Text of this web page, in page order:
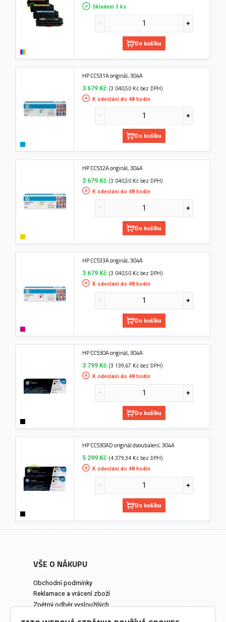
Skladem 3 ks
Do košíku
HP CC531A originál, 304A
3 679 Kč (3 040,50 Kč bez DPH)
K odeslání do 48 hodin
Do košíku
HP CC532A originál, 304A
3 679 Kč (3 040,50 Kč bez DPH)
K odeslání do 48 hodin
Do košíku
HP CC533A originál, 304A
3 679 Kč (3 040,50 Kč bez DPH)
K odeslání do 48 hodin
Do košíku
HP CC530A originál, 304A
3 799 Kč (3 139,67 Kč bez DPH)
K odeslání do 48 hodin
Do košíku
HP CC530AD originál dvoubalení, 304A
5 299 Kč (4 379,34 Kč bez DPH)
K odeslání do 48 hodin
Do košíku
VŠE O NÁKUPU
Obchodní podmínky
Reklamace a vrácení zboží
Zpětný odběr vysloužilých